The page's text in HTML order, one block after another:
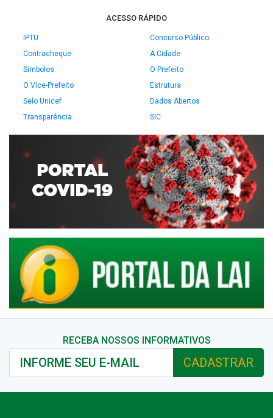
ACESSO RÁPIDO
IPTU
Concurso Público
Contracheque
A Cidade
Símbolos
O Prefeito
O Vice-Prefeito
Estrutura
Selo Unicef
Dados Abertos
Transparência
SIC
RECEBA NOSSOS INFORMATIVOS
CADASTRAR